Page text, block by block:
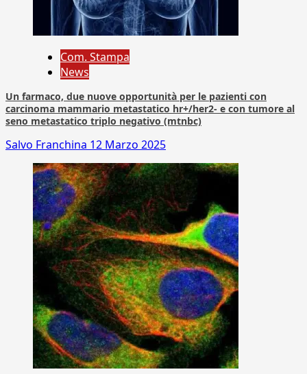
Com. Stampa
News
Un farmaco, due nuove opportunità per le pazienti con
carcinoma mammario metastatico hr+/her2- e con tumore al
seno metastatico triplo negativo (mtnbc)
Salvo Franchina 12 Marzo 2025